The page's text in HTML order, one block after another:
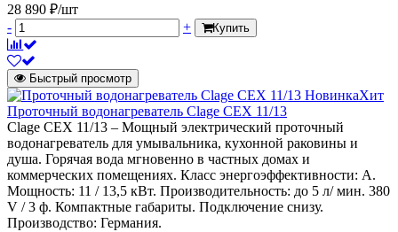
28 890 ₽/шт
-
+ Купить
Быстрый просмотр
НовинкаХит
Проточный водонагреватель Clage CEX 11/13
Clage CEX 11/13 – Мощный электрический проточный
водонагреватель для умывальника, кухонной раковины и
душа. Горячая вода мгновенно в частных домах и
коммерческих помещениях. Класс энергоэффективности: А.
Мощность: 11 / 13,5 кВт. Производительность: до 5 л/ мин. 380
V / 3 ф. Компактные габариты. Подключение снизу.
Производство: Германия.